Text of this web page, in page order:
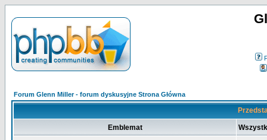
Forum Glenn Miller - forum dyskusyjne Strona Główna
Emblemat